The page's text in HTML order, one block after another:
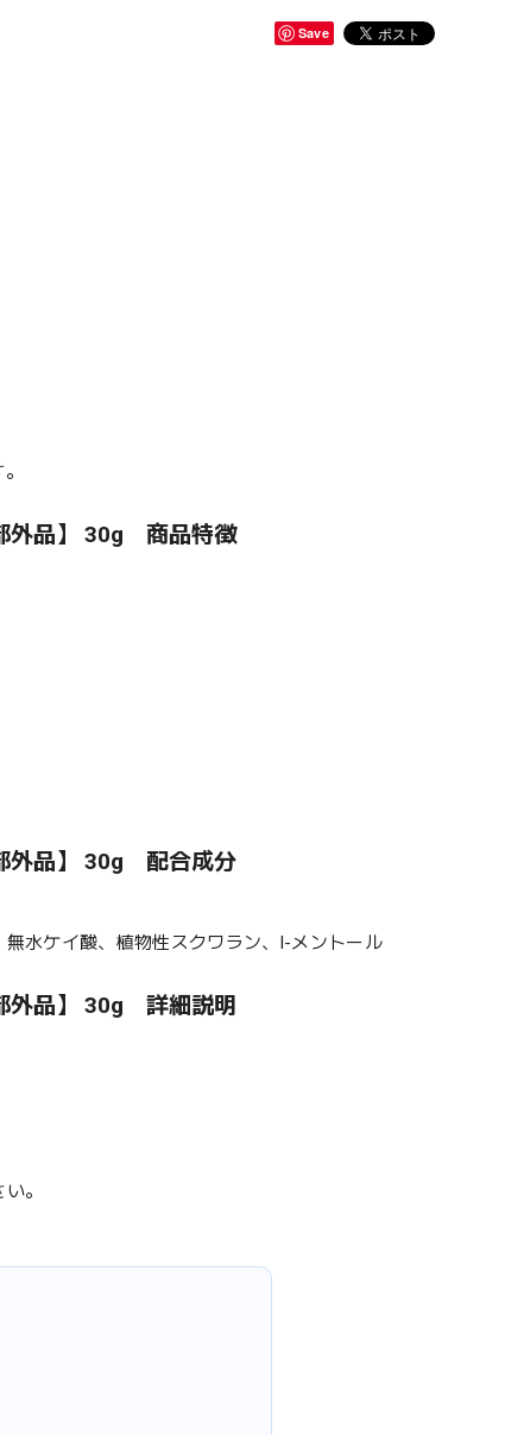
Save
外品】 30g 商品特徴
外品】 30g 配合成分
水ケイ酸、植物性スクワラン、l-メントール
外品】 30g 詳細説明
。